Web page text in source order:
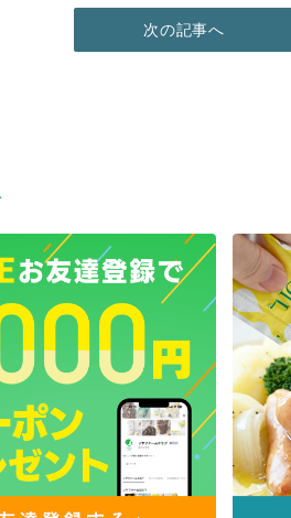
次の記事へ